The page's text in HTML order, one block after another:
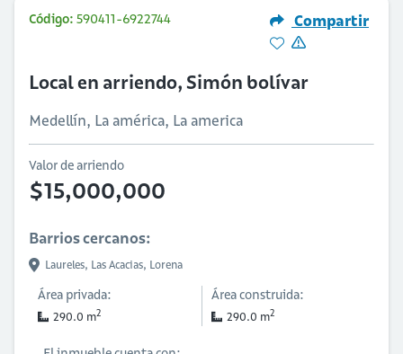
Código: 590411-6922744 Compartir
Local en arriendo, Simón bolívar
Medellín, La américa, La america
Valor de arriendo
$15,000,000
Barrios cercanos:
Laureles, Las Acacias, Lorena
Área privada:
290.0 m2
Área construida:
290.0 m2